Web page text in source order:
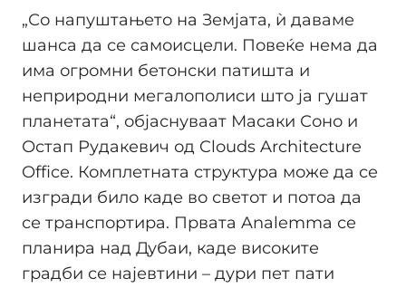
„Со напуштањето на Земјата, ѝ даваме
шанса да се самоисцели. Повеќе нема да
има огромни бетонски патишта и
неприродни мегалополиси што ја гушат
планетата“, објаснуваат Масаки Соно и
Остап Рудакевич од Clouds Architecture
Office. Комплетната структура може да се
изгради било каде во светот и потоа да
се транспортира. Првата Analemma се
планира над Дубаи, каде високите
градби се најевтини – дури пет пати